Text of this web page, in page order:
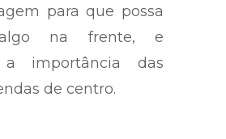
que o evento marca
para que possa
na frente, e
a importância das